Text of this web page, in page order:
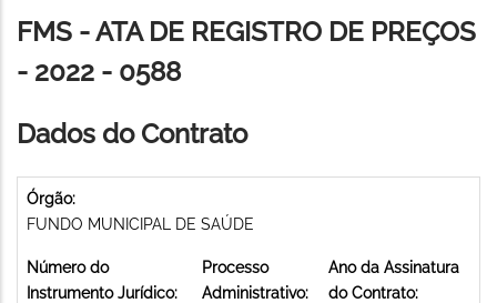
de
navegação
FMS - ATA DE REGISTRO DE PREÇOS
- 2022 - 0588
Dados do Contrato
Órgão:
FUNDO MUNICIPAL DE SAÚDE
Número do
Instrumento Jurídico:
Processo
Administrativo:
Ano da Assinatura
do Contrato: